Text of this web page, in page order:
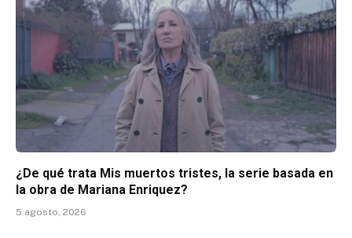
¿De qué trata Mis muertos tristes, la serie basada en
la obra de Mariana Enriquez?
5 agosto, 2026